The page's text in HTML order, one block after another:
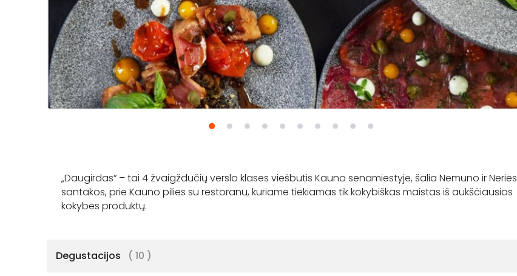
„Daugirdas“ – tai 4 žvaigždučių verslo klasės viešbutis Kauno senamiestyje, šalia Nemuno ir Neries
santakos, prie Kauno pilies su restoranu, kuriame tiekiamas tik kokybiškas maistas iš aukščiausios
Degustacijos ( 10 )